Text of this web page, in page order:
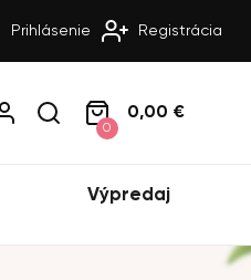
Prihlásenie Registrácia
0
0,00 €
Výpredaj